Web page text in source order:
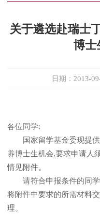
关于遴选赴瑞士
博士
日期：2013-
各位同学:
国家留学基金委现提供
养博士生机会,要求申请人
情见附件。
请符合申报条件的同学
将附件中要求的所需材料
理。